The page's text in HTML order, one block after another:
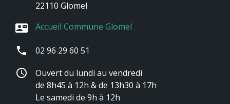
22110 Glomel
contact_mail Accueil Commune Glomel
phone 02 96 29 60 51
schedule
Ouvert du lundi au vendredi
de 8h45 à 12h & de 13h30 à 17h
Le samedi de 9h à 12h